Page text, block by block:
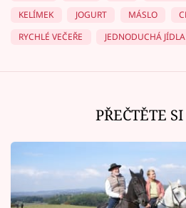
KELÍMEK
JOGURT MÁSLO
RYCHLÉ VEČEŘE
JEDNODUCHÁ JÍDLA
PŘEČTĚTE